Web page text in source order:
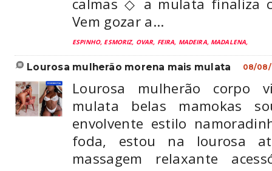
calmas ◇ a mulata finaliza
Vem gozar a...
ESPINHO, ESMORIZ, OVAR, FEIRA, MADEIRA, MADALENA,
lourosa mulherão morena mais mulata 08/08/
Lourosa mulherão corpo
mulata belas mamokas
envolvente estilo
foda, estou na lourosa
massagem relaxante